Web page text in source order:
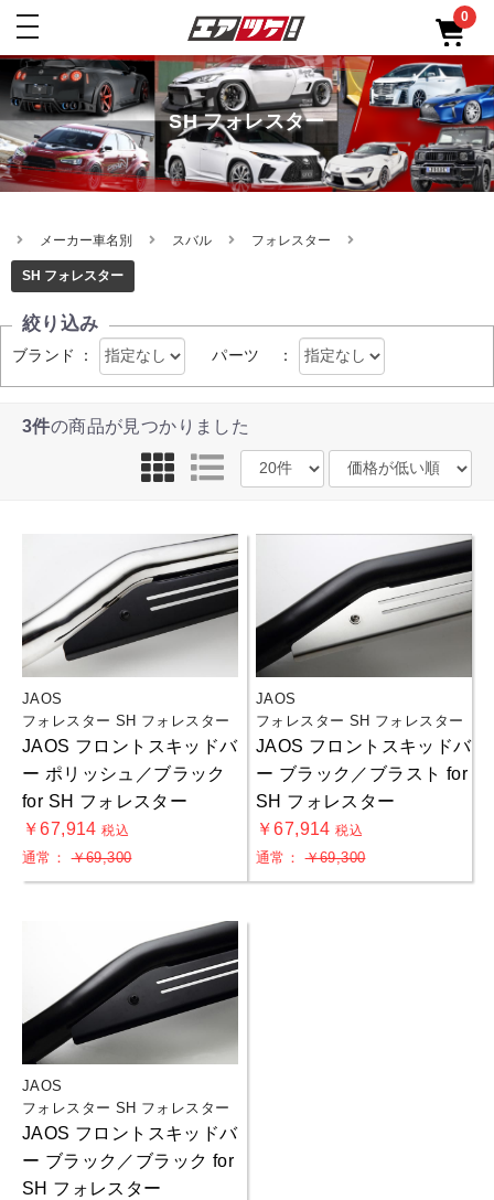
toggle
0
SH フォレスター
メーカー車名別 スバル フォレスター
SH フォレスター
絞り込み
ブランド ： パーツ ：
3件の商品が見つかりました
JAOS
フォレスター SH フォレスター
JAOS フロントスキッドバ
ー ポリッシュ／ブラック
for SH フォレスター
￥67,914税込
通常：￥69,300
JAOS
フォレスター SH フォレスター
JAOS フロントスキッドバ
ー ブラック／ブラスト for
SH フォレスター
￥67,914税込
通常：￥69,300
JAOS
フォレスター SH フォレスター
JAOS フロントスキッドバ
ー ブラック／ブラック for
SH フォレスター